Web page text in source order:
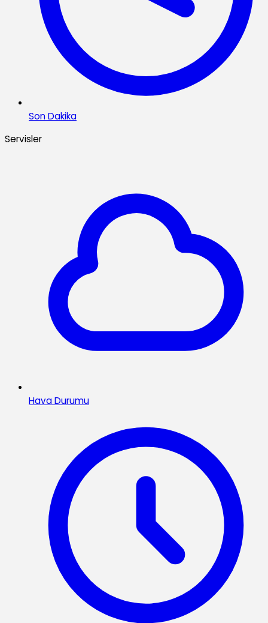
Son Dakika
Servisler
Hava Durumu